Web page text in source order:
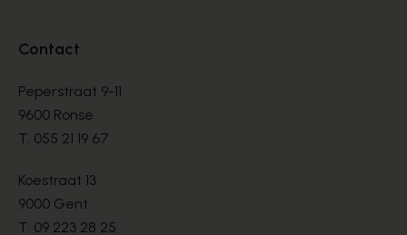
Contact
Peperstraat 9-11
9600 Ronse
T. 055 21 19 67
Koestraat 13
9000 Gent
T. 09 223 28 25